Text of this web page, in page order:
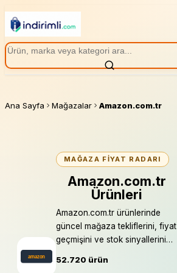
Ana Sayfa Mağazalar Amazon.com.tr
MAĞAZA FIYAT RADARI
Amazon.com.tr
Ürünleri
Amazon.com.tr ürünlerinde
güncel mağaza tekliflerini, fiyat
geçmişini ve stok sinyallerini
52.720 ürün